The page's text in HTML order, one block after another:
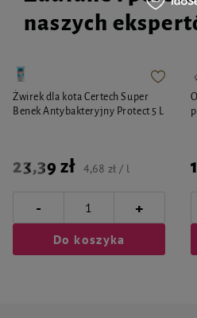
naszych
Żwirek dla kota Certech Super
Benek Antybakteryjny Protect 5 L
23,39 zł 4,68 zł / l
- +
Do koszyka